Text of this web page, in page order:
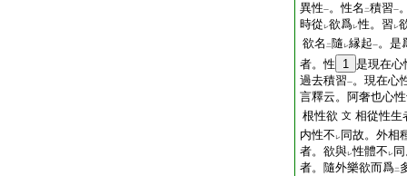
異性一。性名 二積習一
時從 レ欲爲レ性。習 レ
欲名 二 隨 レ縁起一。是
者。性
1 是現在心
過去積習一。現在心
言釋云。阿奢也心
根性欲 文 相從性生
内性不 レ 同故。外相
者。欲與レ性體不 レ
者。隨外樂欲而爲二